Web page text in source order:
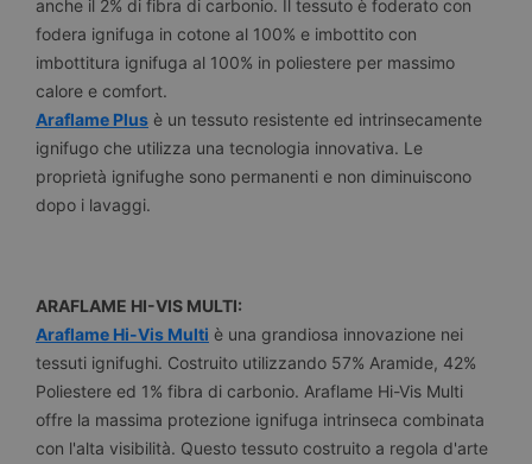
anche il 2% di fibra di carbonio. Il tessuto è foderato con
fodera ignifuga in cotone al 100% e imbottito con
imbottitura ignifuga al 100% in poliestere per massimo
calore e comfort.
Araflame Plus è un tessuto resistente ed intrinsecamente
ignifugo che utilizza una tecnologia innovativa. Le
proprietà ignifughe sono permanenti e non diminuiscono
dopo i lavaggi.
ARAFLAME HI-VIS MULTI:
Araflame Hi-Vis Multi è una grandiosa innovazione nei
tessuti ignifughi. Costruito utilizzando 57% Aramide, 42%
Poliestere ed 1% fibra di carbonio. Araflame Hi-Vis Multi
offre la massima protezione ignifuga intrinseca combinata
con l'alta visibilità. Questo tessuto costruito a regola d'arte